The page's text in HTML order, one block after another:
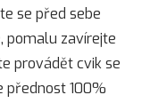
se před sebe
pomalu zavírejte
provádět cvik se
přednost 100%